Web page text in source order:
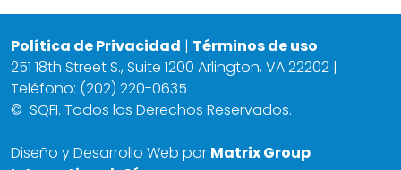
Política de Privacidad | Términos de uso
251 18th Street S., Suite 1200 Arlington, VA 22202 |
Teléfono: (202) 220-0635
© SQFI. Todos los Derechos Reservados.
Diseño y Desarrollo Web por Matrix Group